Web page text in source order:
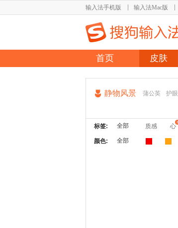
输入法手机版 输入法Mac版
首页 皮肤
静物风景 蒲公英 护眼
标签: 全部 质感 心
颜色:
全部